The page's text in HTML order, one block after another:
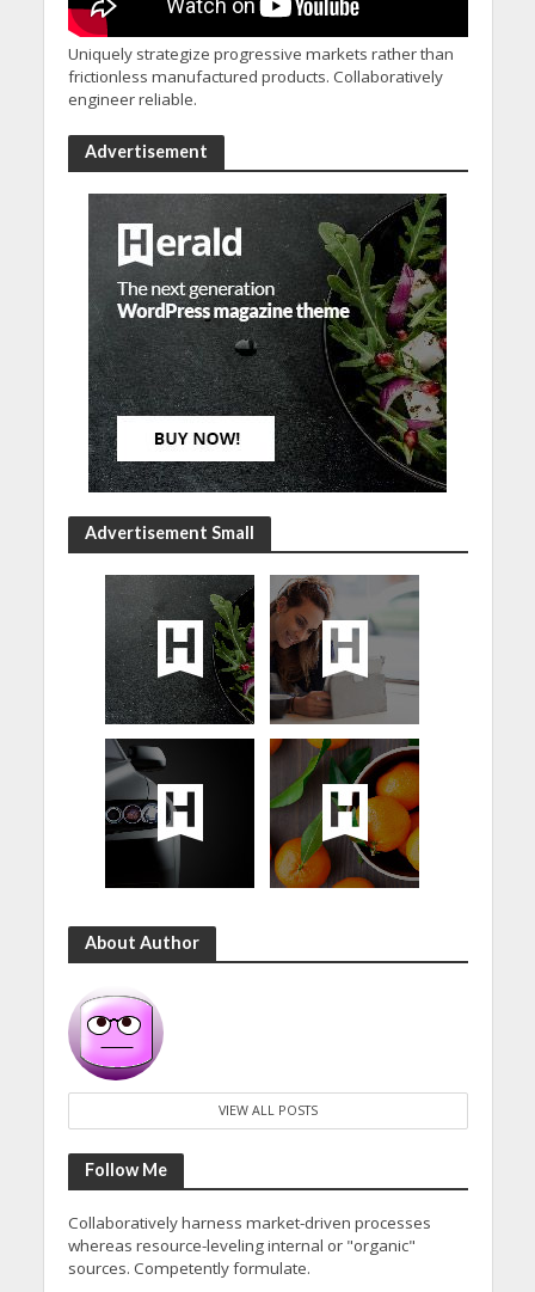
Uniquely strategize progressive markets rather than
frictionless manufactured products. Collaboratively
engineer reliable.
Advertisement
Advertisement Small
About Author
VIEW ALL POSTS
Follow Me
Collaboratively harness market-driven processes
whereas resource-leveling internal or "organic"
sources. Competently formulate.